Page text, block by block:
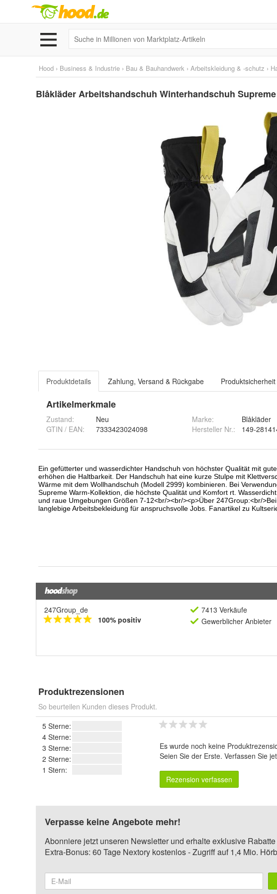
Hood › Business & Industrie › Bau & Bauhandwerk › Arbeitskleidung & -schutz ›
Blåkläder Arbeitshandschuh Winterhandschuh Supreme
Produktdetails Zahlung, Versand & Rückgabe Produktsicherheit
Artikelmerkmale
Zustand:
Neu
GTIN / EAN:
7333423024098
Marke:
Blåkläder
Hersteller Nr.:
149-
247Group_de
100% positiv
7413 Verkäufe
Gewerblicher Anbieter
Produktrezensionen
So beurteilen Kunden dieses Produkt.
5 Sterne:
4 Sterne:
3 Sterne:
2 Sterne:
1 Stern:
Es wurde noch keine
Seien Sie der Erste. Verfassen Sie
Rezension verfassen
Verpasse keine Angebote mehr!
Abonniere jetzt unseren Newsletter und erhalte exklusive
Extra-Bonus: 60 Tage Nextory kostenlos - Zugriff auf 1,4 Mio.